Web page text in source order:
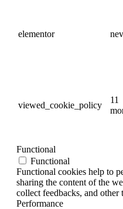
elementor
viewed_cookie_policy
11
Functional
Functional
Functional cookies help to
sharing the content of the
collect feedbacks, and other
Performance